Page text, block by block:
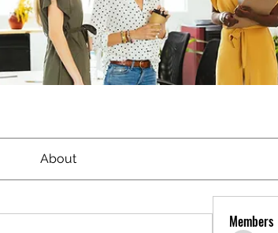
About
Members